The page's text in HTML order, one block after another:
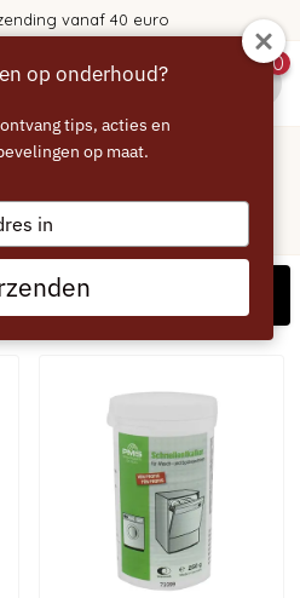
vanaf 40 euro
0
op onderhoud?
tips, acties en
op maat.